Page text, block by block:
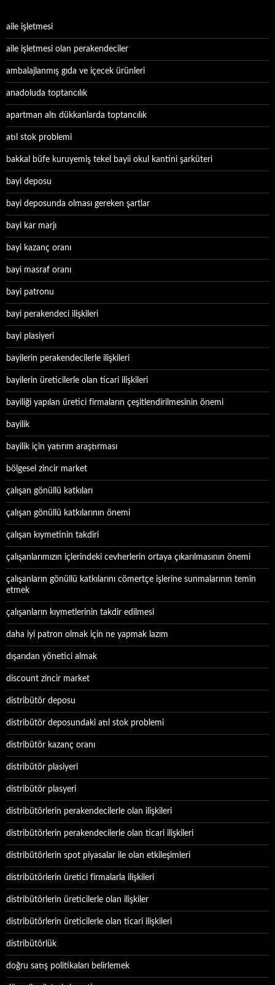
aile işletmesi
aile işletmesi olan perakendeciler
ambalajlanmış gıda ve içecek ürünleri
anadoluda toptancılık
apartman altı dükkanlarda toptancılık
atıl stok problemi
bakkal büfe kuruyemiş tekel bayii okul kantini şarküteri
bayi deposu
bayi deposunda olması gereken şartlar
bayi kar marjı
bayi kazanç oranı
bayi masraf oranı
bayi patronu
bayi perakendeci ilişkileri
bayi plasiyeri
bayilerin perakendecilerle ilişkileri
bayilerin üreticilerle olan ticari ilişkileri
bayiliği yapılan üretici firmaların çeşitlendirilmesinin önemi
bayilik
bayilik için yatırım araştırması
bölgesel zincir market
çalışan gönüllü katkıları
çalışan gönüllü katkılarının önemi
çalışan kıymetinin takdiri
çalışanlarımızın içlerindeki cevherlerin ortaya çıkarılmasının önemi
çalışanların gönüllü katkılarını cömertçe işlerine sunmalarının temin
etmek
çalışanların kıymetlerinin takdir edilmesi
daha iyi patron olmak için ne yapmak lazım
dışarıdan yönetici almak
discount zincir market
distribütör deposu
distribütör deposundaki atıl stok problemi
distribütör kazanç oranı
distribütör plasiyeri
distribütör plasyeri
distribütörlerin perakendecilerle olan ilişkileri
distribütörlerin perakendecilerle olan ticari ilişkileri
distribütörlerin spot piyasalar ile olan etkileşimleri
distribütörlerin üretici firmalarla ilişkileri
distribütörlerin üreticilerle olan ilişkiler
distribütörlerin üreticilerle olan ticari ilişkileri
distribütörlük
doğru satış politikaları belirlemek